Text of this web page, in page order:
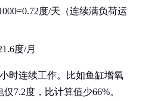
度/天（连续满负荷运
度/月
时连续工作。比如鱼缸增氧
7.2度，比计算值少66%。